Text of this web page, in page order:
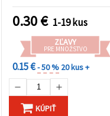
0.30€ 1-19 kus
ZĽAVY
PRE MNOŽSTVO
0.15 €- 50 % 20 kus +
KÚPIŤ